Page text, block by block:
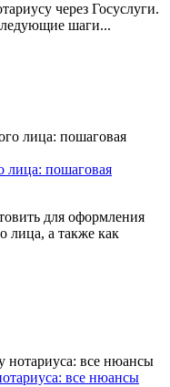
через Госуслуги.
шаги...
лица: пошаговая
для оформления
лица, а также как
все нюансы